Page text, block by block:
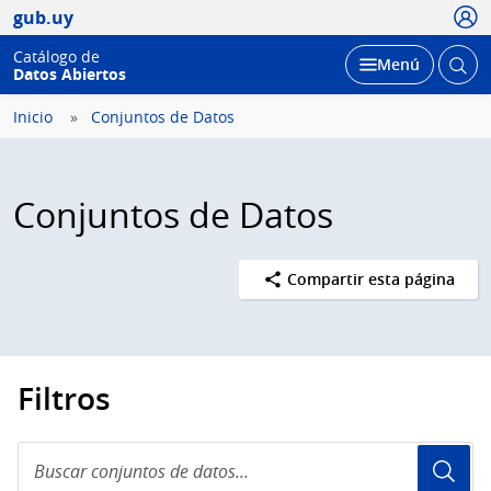
gub.uy
Catálogo de
Datos Abiertos
Desplegar
Menú Abrir
Inicio Conjuntos de Datos
Conjuntos de Datos
Compartir esta página
Filtros
conjuntos